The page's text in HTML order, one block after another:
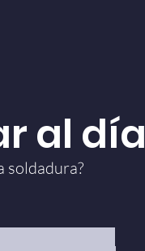
al día
soldadura?